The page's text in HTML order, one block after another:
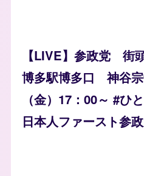
【LIVE】参政党 街
博多駅博多口 神谷
（金）17：00～ #ひ
日本人ファースト参